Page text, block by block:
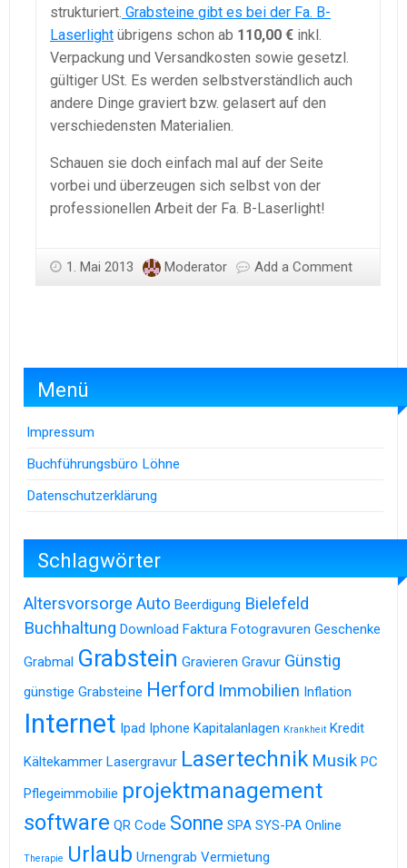
strukturiert. Grabsteine gibt es bei der Fa. B-
Laserlight übrigens schon ab 110,00 € inkl.
Verpackung und Versandkosten sowie gesetzl.
gültiger USt. Es werden selbstverständlich auch
andere Dinge graviert bzw. gelasert auf den
verschiedensten Materialien.
Schauen sie doch einfach mal auf der Seite
vorbei und überzeugen sich selbst von der
professionellen Arbeit der Fa. B-Laserlight!
1. Mai 2013 Moderator Add a Comment
Menü
Impressum
Buchführungsbüro Löhne
Datenschutzerklärung
Schlagwörter
Altersvorsorge Auto Beerdigung Bielefeld
Buchhaltung Download Faktura Fotogravuren Geschenke
Grabmal Grabstein Gravieren Gravur Günstig
günstige Grabsteine Herford Immobilien Inflation
Internet Ipad Iphone Kapitalanlagen Krankheit Kredit
Kältekammer Lasergravur Lasertechnik Musik PC
Pflegeimmobilie projektmanagement
software QR Code Sonne SPA SYS-PA Online
Therapie Urlaub Urnengrab Vermietung